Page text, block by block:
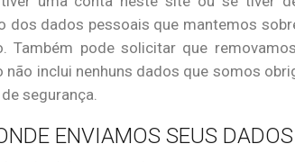
dos dados pessoais que mantemos
Também pode solicitar que
não inclui nenhuns dados que somos
segurança.
ENVIAMOS SEUS DADOS